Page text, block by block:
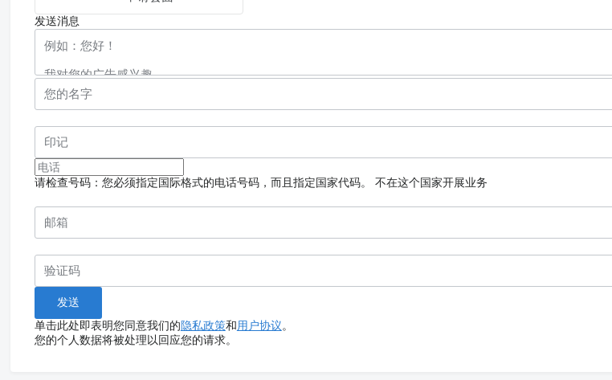
发送消息
请检查号码：您必须指定国际格式的电话号码，而且指定国家代码。 不在这个国家开展业务
单击此处即表明您同意我们的隐私政策和用户协议。
您的个人数据将被处理以回应您的请求。